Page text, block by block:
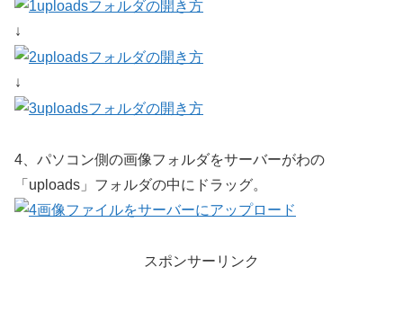
↓
↓
4、パソコン側の画像フォルダをサーバーがわの
「uploads」フォルダの中にドラッグ。
スポンサーリンク